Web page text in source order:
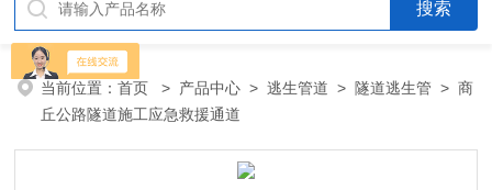
当前位置：首页 > 产品中心 >逃生管道 > 隧道逃生管 > 商
丘公路隧道施工应急救援通道